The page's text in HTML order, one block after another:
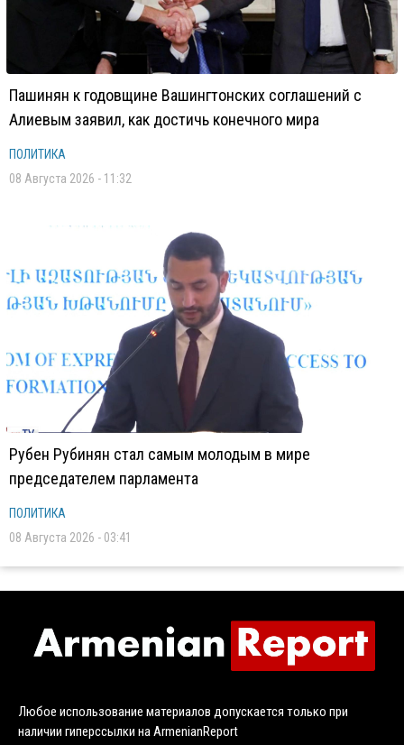
Пашинян к годовщине Вашингтонских соглашений с
Алиевым заявил, как достичь конечного мира
ПОЛИТИКА
08 Августа 2026 - 11:32
Рубен Рубинян стал самым молодым в мире
председателем парламента
ПОЛИТИКА
08 Августа 2026 - 03:41
Любое использование материалов допускается только при
наличии гиперссылки на ArmenianReport